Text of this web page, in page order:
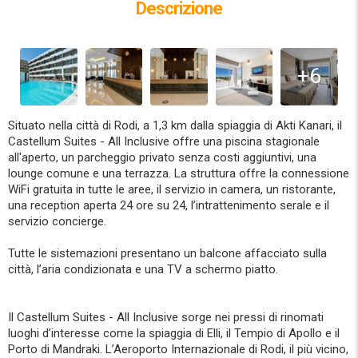
Descrizione
+6
Situato nella città di Rodi, a 1,3 km dalla spiaggia di Akti Kanari, il
Castellum Suites - All Inclusive offre una piscina stagionale
all'aperto, un parcheggio privato senza costi aggiuntivi, una
lounge comune e una terrazza. La struttura offre la connessione
WiFi gratuita in tutte le aree, il servizio in camera, un ristorante,
una reception aperta 24 ore su 24, l’intrattenimento serale e il
servizio concierge.
Tutte le sistemazioni presentano un balcone affacciato sulla
città, l’aria condizionata e una TV a schermo piatto.
Il Castellum Suites - All Inclusive sorge nei pressi di rinomati
luoghi d’interesse come la spiaggia di Elli, il Tempio di Apollo e il
Porto di Mandraki. L’Aeroporto Internazionale di Rodi, il più vicino,